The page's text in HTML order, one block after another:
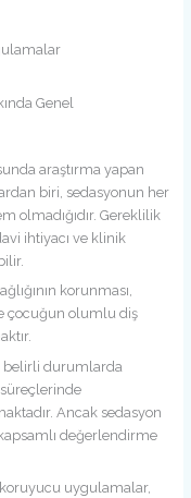
Genel
araştırma yapan
biri, sedasyonun her
olmadığıdır. Gereklilik
ihtiyacı ve klinik
korunması,
çocuğun olumlu diş
belirli durumlarda
Ancak sedasyon
değerlendirme
uygulamalar,